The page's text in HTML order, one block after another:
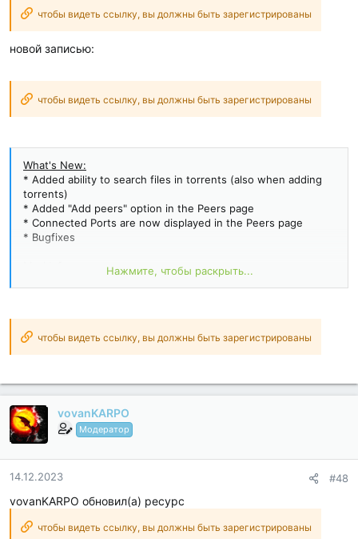
чтобы видеть ссылку, вы должны быть зарегистрированы
новой записью:
чтобы видеть ссылку, вы должны быть зарегистрированы
What's New:
* Added ability to search files in torrents (also when adding
torrents)
* Added "Add peers" option in the Peers page
* Connected Ports are now displayed in the Peers page
* Bugfixes
No root or Lucky Patcher or Google Play Modded required;;
fast load;
Google Play Store install package check disabled;
Remove...
Нажмите, чтобы раскрыть...
чтобы видеть ссылку, вы должны быть зарегистрированы
vovanKARPO
Модератор
14.12.2023 #48
vovanKARPO обновил(а) ресурс
чтобы видеть ссылку, вы должны быть зарегистрированы